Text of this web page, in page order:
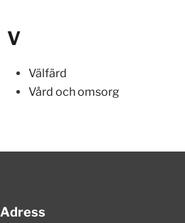
V
Välfärd
Vård och omsorg
Adress